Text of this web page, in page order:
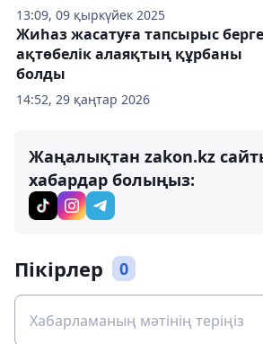
13:09, 09 қыркүйек 2025
14:52, 29 қаңтар 2026
Жиһаз жасатуға тапсырыс
ақтөбелік алаяқтың құрбаны
болды
Жаңалықтан zakon.kz
хабардар болыңыз:
Пікірлер 0